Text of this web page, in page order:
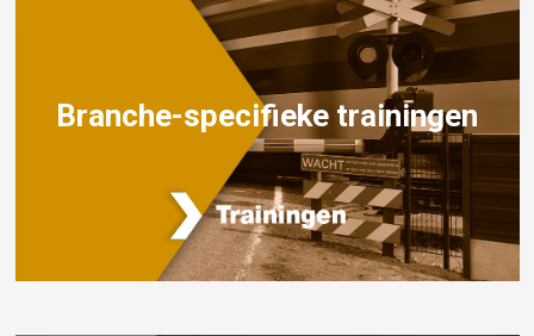
Branche-specifieke trainingen